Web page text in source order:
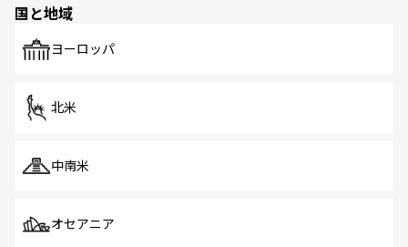
で、ホーカーズは地元の風情を楽しめる外せないスポット
国と地域
ヨーロッパ
北米
中南米
オセアニア